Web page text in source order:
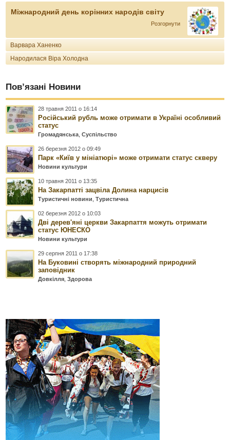
Міжнародний день корінних народів світу
Розгорнути
Варвара Ханенко
Народилася Віра Холодна
Пов’язані Новини
28 травня 2011 о 16:14
Російський рубль може отримати в Україні особливий
статус
Громадянська ,Суспільство
26 березня 2012 о 09:49
Парк «Київ у мініатюрі» може отримати статус скверу
Новини культури
10 травня 2011 о 13:35
На Закарпатті зацвіла Долина нарцисів
Туристичні новини ,Туристична
02 березня 2012 о 10:03
Дві дерев'яні церкви Закарпаття можуть отримати
статус ЮНЕСКО
Новини культури
29 серпня 2011 о 17:38
На Буковині створять міжнародний природний
заповідник
Довкілля ,Здорова